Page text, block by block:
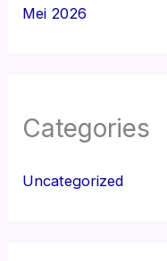
Mei 2026
Categories
Uncategorized